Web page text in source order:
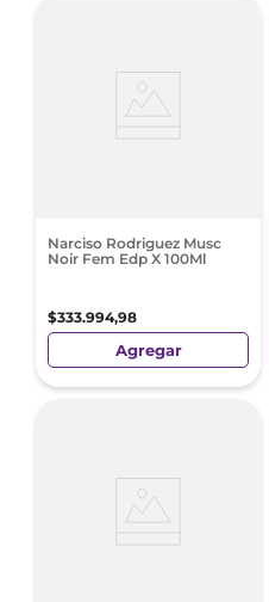
Narciso Rodriguez Musc
Noir Fem Edp X 100Ml
$333.994,98
Agregar